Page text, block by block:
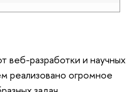
веб-разработки и научных
реализовано огромное